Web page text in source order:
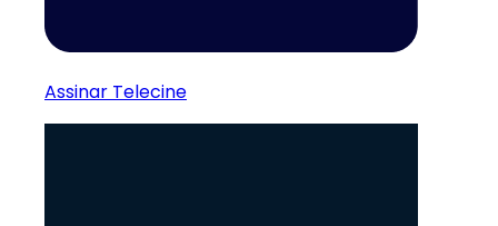
Assinar Telecine